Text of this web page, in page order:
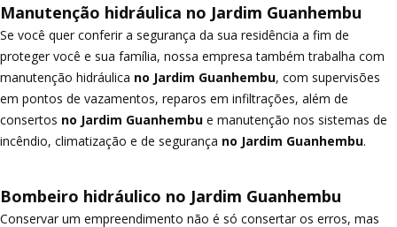
Manutenção hidráulica no Jardim Guanhembu
Se você quer conferir a segurança da sua residência a fim de
proteger você e sua família, nossa empresa também trabalha com
manutenção hidráulica no Jardim Guanhembu, com supervisões
em pontos de vazamentos, reparos em infiltrações, além de
consertos no Jardim Guanhembu e manutenção nos sistemas de
incêndio, climatização e de segurança no Jardim Guanhembu.
Bombeiro hidráulico no Jardim Guanhembu
Conservar um empreendimento não é só consertar os erros, mas